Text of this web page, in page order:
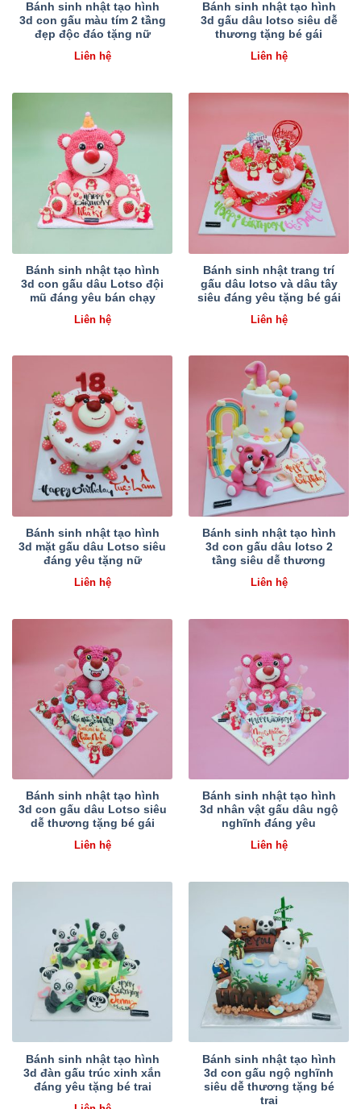
Bánh sinh nhật tạo hình
3d con gấu màu tím 2 tầng
đẹp độc đáo tặng nữ
Liên hệ
Bánh sinh nhật tạo hình
3d gấu dâu lotso siêu dễ
thương tặng bé gái
Liên hệ
Bánh sinh nhật tạo hình
3d con gấu dâu Lotso đội
mũ đáng yêu bán chạy
Liên hệ
Bánh sinh nhật trang trí
gấu dâu lotso và dâu tây
siêu đáng yêu tặng bé gái
Liên hệ
Bánh sinh nhật tạo hình
3d mặt gấu dâu Lotso siêu
đáng yêu tặng nữ
Liên hệ
Bánh sinh nhật tạo hình
3d con gấu dâu lotso 2
tầng siêu dễ thương
Liên hệ
Bánh sinh nhật tạo hình
3d con gấu dâu Lotso siêu
dễ thương tặng bé gái
Liên hệ
Bánh sinh nhật tạo hình
3d nhân vật gấu dâu ngộ
nghĩnh đáng yêu
Liên hệ
Bánh sinh nhật tạo hình
3d đàn gấu trúc xinh xắn
đáng yêu tặng bé trai
Bánh sinh nhật tạo hình
3d con gấu ngộ nghĩnh
siêu dễ thương tặng bé
trai